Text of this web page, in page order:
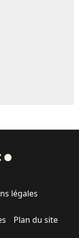
légales
Plan du site